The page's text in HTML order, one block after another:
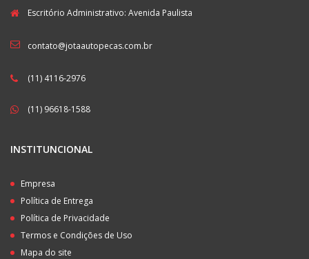
Escritório Administrativo: Avenida Paulista
contato@jotaautopecas.com.br
(11) 4116-2976
(11) 96618-1588
INSTITUNCIONAL
Empresa
Política de Entrega
Política de Privacidade
Termos e Condições de Uso
Mapa do site